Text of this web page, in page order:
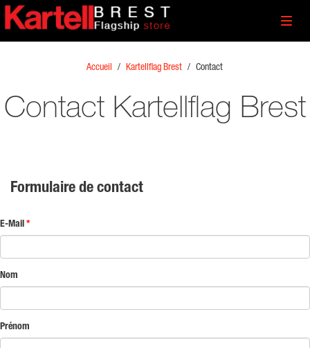
Accueil / Kartellflag Brest / Contact
Contact Kartellflag Brest
Formulaire de contact
E-Mail *
Nom
Prénom